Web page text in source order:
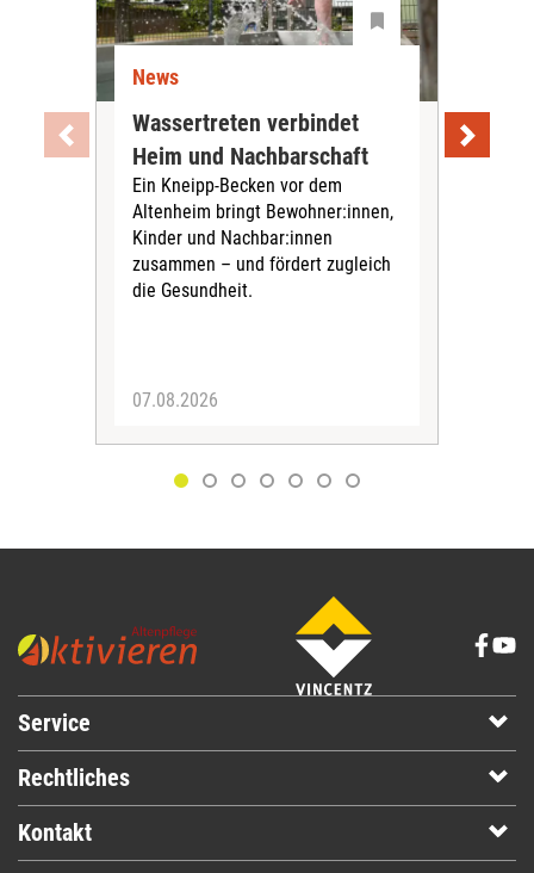
News
Wassertreten verbindet
Heim und Nachbarschaft
Ein Kneipp-Becken vor dem
Altenheim bringt Bewohner:innen,
Kinder und Nachbar:innen
zusammen – und fördert zugleich
die Gesundheit.
07.08.2026
Service
Rechtliches
Kontakt